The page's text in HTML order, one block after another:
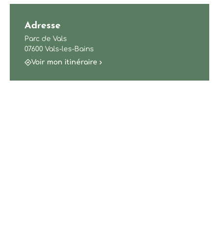
Adresse
Parc de Vals
07600 Vals-les-Bains
Voir mon itinéraire